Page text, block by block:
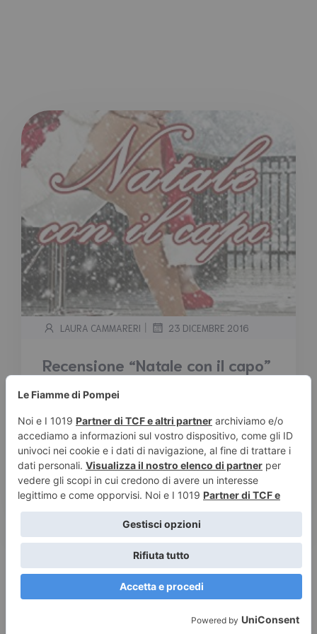
LAURA CAMMARERI | 23 DICEMBRE 2016
Recensione “Natale con il capo”
di Melissa Castello – Elister
Tempo stimato di lettura:3 minuti
Recensione “Natale con il capo” di Melissa
Castello – Elister Edizioni Trama: Donna è
l’assistente personale […]
Leggi tutto
© 2026 Le Fiamme di Pompei – Recensioni di libri e articoli
Privacy e Cookies